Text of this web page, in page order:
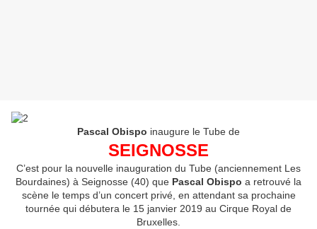
Pascal Obispo inaugure le Tube de
SEIGNOSSE
C’est pour la nouvelle inauguration du Tube (anciennement Les
Bourdaines) à Seignosse (40) que Pascal Obispo a retrouvé la
scène le temps d’un concert privé, en attendant sa prochaine
tournée qui débutera le 15 janvier 2019 au Cirque Royal de
Bruxelles.